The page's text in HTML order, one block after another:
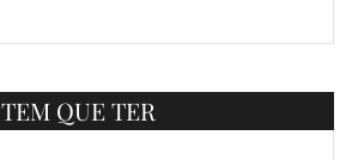
TEM QUE TER